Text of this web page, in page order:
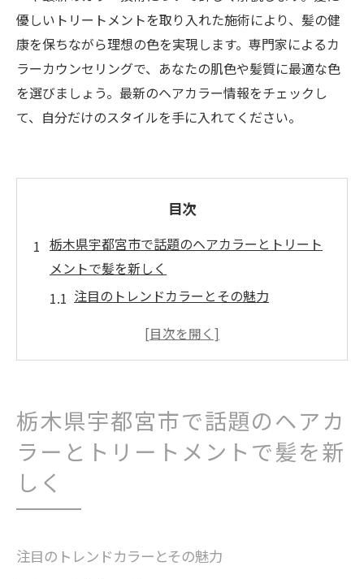
優しいトリートメントを取り入れた施術により、髪の健
康を保ちながら理想の色を実現します。専門家によるカ
ラーカウンセリングで、あなたの肌色や髪質に最適な色
を選びましょう。最新のヘアカラー情報をチェックし
て、自分だけのスタイルを手に入れてください。
目次
栃木県宇都宮市で話題のヘアカラーとトリート
メントで髪を新しく
注目のトレンドカラーとその魅力
トリートメントで叶える美しい髪質
個性を引き出すカラーデザインの選び方
髪を守るためのアフターケア方法
最新のヘアカラー技術で栃木県宇都宮市を訪れ
る理由とは
進化するカラー技術の背景
トリートメントで差をつけるカラーリング
栃木県宇都宮市で話題のヘアカ
ラーとトリートメントで髪を新
しく
注目のトレンドカラーとその魅力